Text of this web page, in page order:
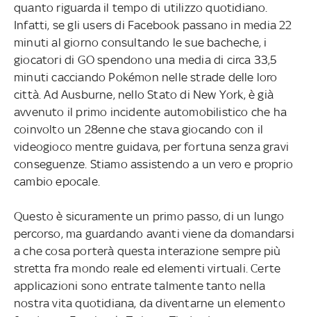
quanto riguarda il tempo di utilizzo quotidiano.
Infatti, se gli users di Facebook passano in media 22
minuti al giorno consultando le sue bacheche, i
giocatori di GO spendono una media di circa 33,5
minuti cacciando Pokémon nelle strade delle loro
città. Ad Ausburne, nello Stato di New York, è già
avvenuto il primo incidente automobilistico che ha
coinvolto un 28enne che stava giocando con il
videogioco mentre guidava, per fortuna senza gravi
conseguenze. Stiamo assistendo a un vero e proprio
cambio epocale.
Questo è sicuramente un primo passo, di un lungo
percorso, ma guardando avanti viene da domandarsi
a che cosa porterà questa interazione sempre più
stretta fra mondo reale ed elementi virtuali. Certe
applicazioni sono entrate talmente tanto nella
nostra vita quotidiana, da diventarne un elemento